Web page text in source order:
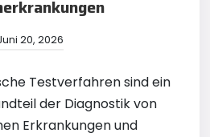
20, 2026
Testverfahren sind ein
der Diagnostik von
Erkrankungen und